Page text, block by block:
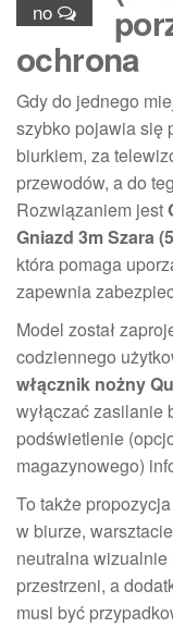
no
ochrona
Gdy do jednego
szybko pojawia się
biurkiem, za
przewodów, a do
Rozwiązaniem jest
Gniazd 3m Szara
która pomaga
zapewnia
Model został
codziennego
włącznik nożny
wyłączać zasilanie
podświetlenie
magazynowego)
To także
w biurze,
neutralna
przestrzeni, a
musi być